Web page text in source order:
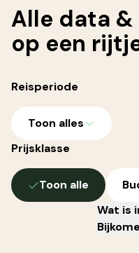
Alle data
op een
Reisperiode
Toon alles
Prijsklasse
Toon alle
Wat is